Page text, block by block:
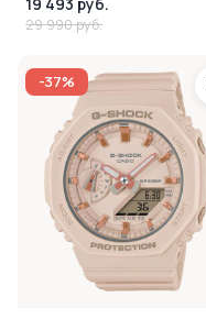
29 990 руб.
-37%